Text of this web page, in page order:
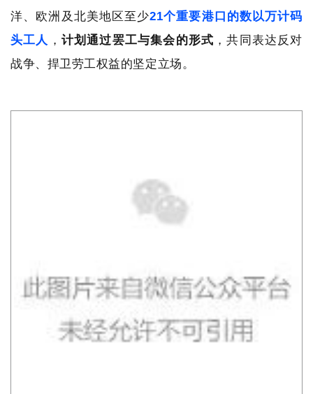
洋、欧洲及北美地区至少21个重要港口的数以万计码
头工人 ， 计划通过罢工与集会的形式 ，共同表达反对
战争、捍卫劳工权益的坚定立场。